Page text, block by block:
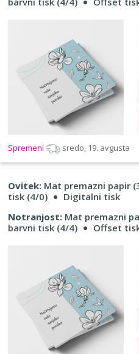
Spremeni sredo, 19. avgusta
Ovitek: Mat premazni papir
tisk (4/0)
Digitalni tisk
Notranjost: Mat premazni
barvni tisk (4/4)
Offset